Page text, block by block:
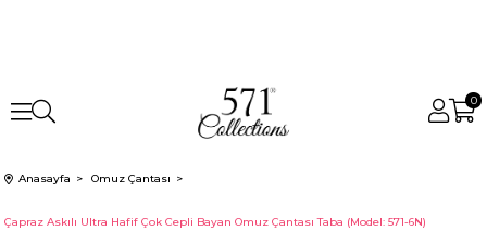
0
Anasayfa Omuz Çantası
Çapraz Askılı Ultra Hafif Çok Cepli Bayan Omuz Çantası Taba (Model: 571-6N)